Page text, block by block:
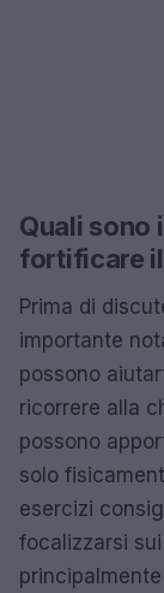
Quali sono
fortificare
Prima di
importante
possono
ricorrere alla
possono
solo
esercizi
focalizzarsi